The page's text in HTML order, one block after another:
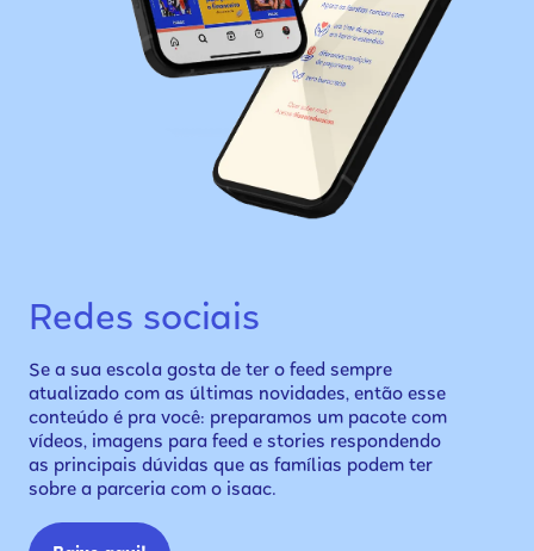
Redes sociais
Se a sua escola gosta de ter o feed sempre
atualizado com as últimas novidades, então esse
conteúdo é pra você: preparamos um pacote com
vídeos, imagens para feed e stories respondendo
as principais dúvidas que as famílias podem ter
sobre a parceria com o isaac.